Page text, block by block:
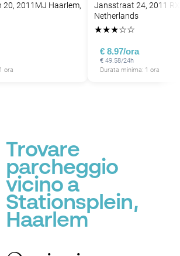
20, 2011MJ Haarlem,
ora
Jansstraat 24, 2011
Netherlands
★★★☆☆
€ 8.97/ora
€ 49.58/24h
Durata minima: 1 ora
Trovare
parcheggio
vicino a
Stationsplein,
Haarlem